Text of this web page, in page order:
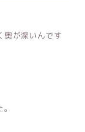
奥が深いんです